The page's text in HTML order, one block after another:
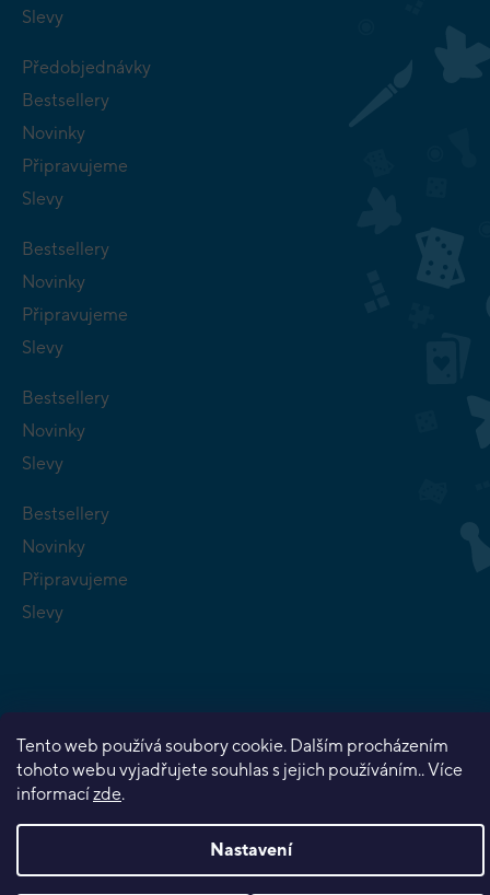
Tento web používá soubory cookie. Dalším procházením
tohoto webu vyjadřujete souhlas s jejich používáním.. Více
informacízde.
Nastavení
Slevy
Předobjednávky
Bestsellery
Novinky
Připravujeme
Slevy
Bestsellery
Novinky
Připravujeme
Slevy
Bestsellery
Novinky
Slevy
Bestsellery
Novinky
Připravujeme
Slevy
Vytvořil Shoptet Premium
Copyright 2026Planeta her. Všechna práva vyhrazena.